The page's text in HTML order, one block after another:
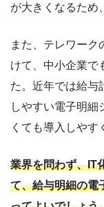
が大きくなるため
また、テレワーク
けて、中小企業で
た。近年では給与
しやすい電子明細
くても導入しやす
業界を問わず、IT
て、給与明細の電